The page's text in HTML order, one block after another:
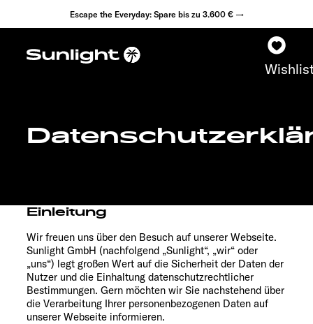
Escape the Everyday: Spare bis zu 3.600 € →
Modelle
Fahrzeugfinder
Händlersuche
Explore
Einleitung
Wir freuen uns über den Besuch auf unserer Webseite.
Sunlight GmbH (nachfolgend „Sunlight“, „wir“ oder
„uns“) legt großen Wert auf die Sicherheit der Daten der
Nutzer und die Einhaltung datenschutzrechtlicher
Bestimmungen. Gern möchten wir Sie nachstehend über
die Verarbeitung Ihrer personenbezogenen Daten auf
unserer Webseite informieren.